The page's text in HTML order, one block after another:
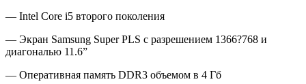
— Intel Core i5 второго поколения
— Экран Samsung Super PLS с разрешением 1366?768 и
диагональю 11.6”
— Оперативная память DDR3 объемом в 4 Гб